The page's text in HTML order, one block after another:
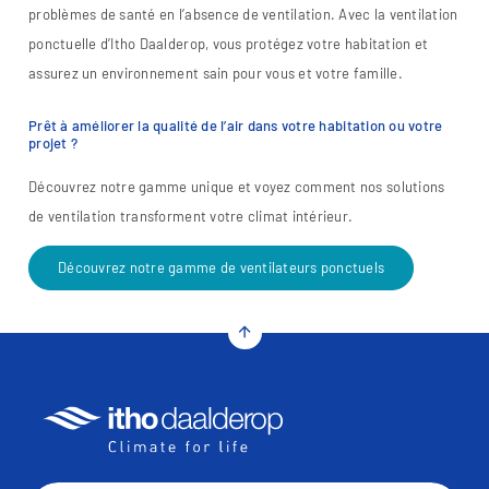
problèmes de santé en l’absence de ventilation. Avec la ventilation
ponctuelle d’Itho Daalderop, vous protégez votre habitation et
assurez un environnement sain pour vous et votre famille.
Prêt à améliorer la qualité de l’air dans votre habitation ou votre
projet ?
Découvrez notre gamme unique et voyez comment nos solutions
de ventilation transforment votre climat intérieur.
Découvrez notre gamme de ventilateurs ponctuels
arrow_upward